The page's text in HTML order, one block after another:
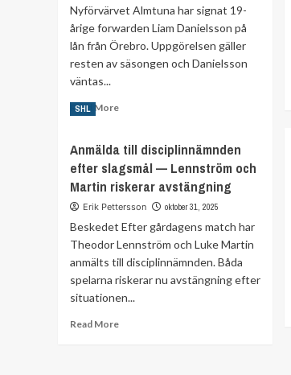
–
Andro
Kaderli
stannar
Nyförvärvet Almtuna har signat 19-
årige forwarden Liam Danielsson på
lån från Örebro. Uppgörelsen gäller
resten av säsongen och Danielsson
väntas...
Read MoreRead
Almtuna
lånar
Liam
från
Örebro
SHL
Anmälda till disciplinnämnden
efter slagsmål — Lennström och
Martin riskerar avstängning
Erik Pettersson oktober 31, 2025
Beskedet Efter gårdagens match har
Theodor Lennström och Luke Martin
anmälts till disciplinnämnden. Båda
spelarna riskerar nu avstängning efter
situationen...
Read MoreRead